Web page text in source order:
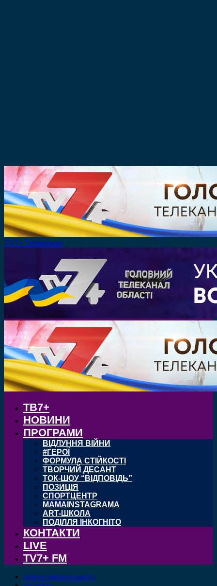
TV7+ Телеканал
ТВ7+
НОВИНИ
ПРОГРАМИ
ВІДЛУННЯ ВІЙНИ
#ГЕРОЇ
ФОРМУЛА СТІЙКОСТІ
ТВОРЧИЙ ДЕСАНТ
ТОК-ШОУ “ВІДПОВІДЬ”
ПОЗИЦІЯ
СПОРТЦЕНТР
MAMAINSTAGRAMA
ART-ШКОЛА
ПОДІЛЛЯ ІНКОГНІТО
КОНТАКТИ
LIVE
TV7+ FM
НОВИНИ ХМЕЛЬНИЦЬКОГО